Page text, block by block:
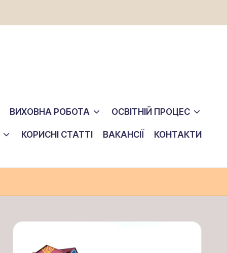
ВИХОВНА РОБОТА ОСВІТНІЙ ПРОЦЕС
КОРИСНІ СТАТТІ ВАКАНСІЇ
КОНТАКТИ